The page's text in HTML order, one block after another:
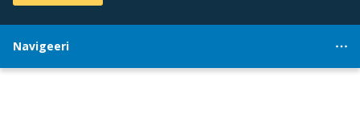
Navigeeri